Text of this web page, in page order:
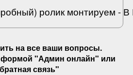
ролик монтируем -
на все ваши вопросы.
формой "Админ онлайн" или
связь"